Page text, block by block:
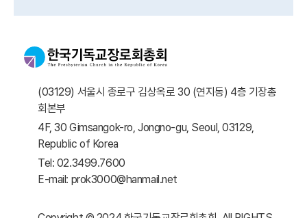
(03129) 서울시 종로구 김상옥로 30 (연지동) 4층 기장총
회본부
4F, 30 Gimsangok-ro, Jongno-gu, Seoul, 03129,
Republic of Korea
Tel: 02.3499.7600
E-mail: prok3000@hanmail.net